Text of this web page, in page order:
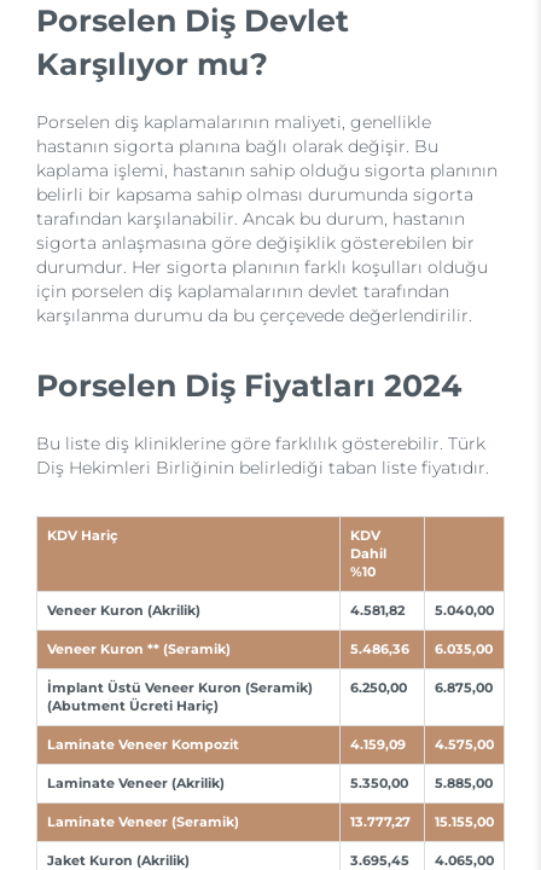
Porselen Diş Devlet
Karşılıyor mu?
Porselen diş kaplamalarının maliyeti, genellikle
hastanın sigorta planına bağlı olarak değişir. Bu
kaplama işlemi, hastanın sahip olduğu sigorta planının
belirli bir kapsama sahip olması durumunda sigorta
tarafından karşılanabilir. Ancak bu durum, hastanın
sigorta anlaşmasına göre değişiklik gösterebilen bir
durumdur. Her sigorta planının farklı koşulları olduğu
için porselen diş kaplamalarının devlet tarafından
karşılanma durumu da bu çerçevede değerlendirilir.
Porselen Diş Fiyatları 2024
Bu liste diş kliniklerine göre farklılık gösterebilir. Türk
Diş Hekimleri Birliğinin belirlediği taban liste fiyatıdır.
KDV Hariç
KDV
Dahil
%10
Veneer Kuron (Akrilik) 4.581,82 5.040,00
Veneer Kuron ** (Seramik) 5.486,36 6.035,00
İmplant Üstü Veneer Kuron (Seramik)
(Abutment Ücreti Hariç)
6.250,00 6.875,00
Laminate Veneer Kompozit 4.159,09 4.575,00
Laminate Veneer (Akrilik) 5.350,00 5.885,00
Laminate Veneer (Seramik) 13.777,27 15.155,00
Jaket Kuron (Akrilik) 3.695,45 4.065,00